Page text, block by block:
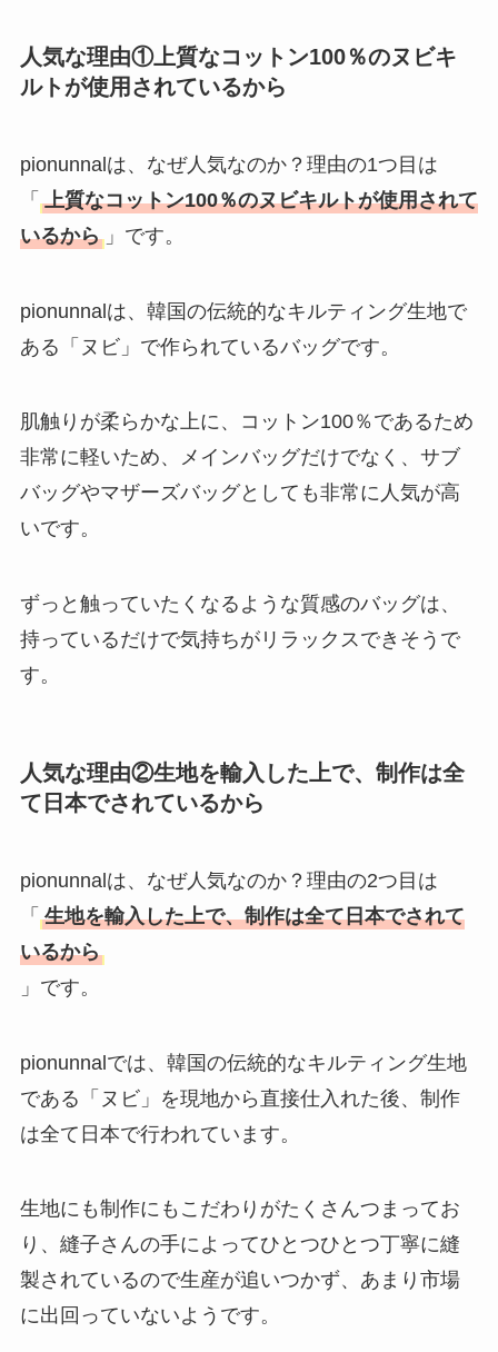
The Rowはなぜ高
い？高すぎる？人気
方法も解説！
人気な理由①上質なコットン100％のヌビキ
ルトが使用されているから
pionunnalは、なぜ人気なのか？理由の1つ目は
「 上質なコットン100％のヌビキルトが使用されて
いるから 」です。
pionunnalは、韓国の伝統的なキルティング生地で
ある「ヌビ」で作られているバッグです。
肌触りが柔らかな上に、コットン100％であるため
非常に軽いため、メインバッグだけでなく、サブ
バッグやマザーズバッグとしても非常に人気が高
いです。
ずっと触っていたくなるような質感のバッグは、
持っているだけで気持ちがリラックスできそうで
す。
人気な理由②生地を輸入した上で、制作は全
て日本でされているから
pionunnalは、なぜ人気なのか？理由の2つ目は
「 生地を輸入した上で、制作は全て日本でされて
いるから
」です。
pionunnalでは、韓国の伝統的なキルティング生地
である「ヌビ」を現地から直接仕入れた後、制作
は全て日本で行われています。
生地にも制作にもこだわりがたくさんつまってお
り、縫子さんの手によってひとつひとつ丁寧に縫
製されているので生産が追いつかず、あまり市場
に出回っていないようです。